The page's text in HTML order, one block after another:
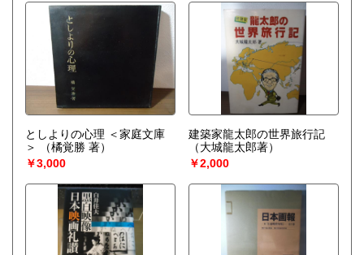
としよりの心理 ＜家庭文庫
＞
（橘覚勝 著）
￥3,000
建築家龍太郎の世界旅行記
（大城龍太郎著）
￥2,000